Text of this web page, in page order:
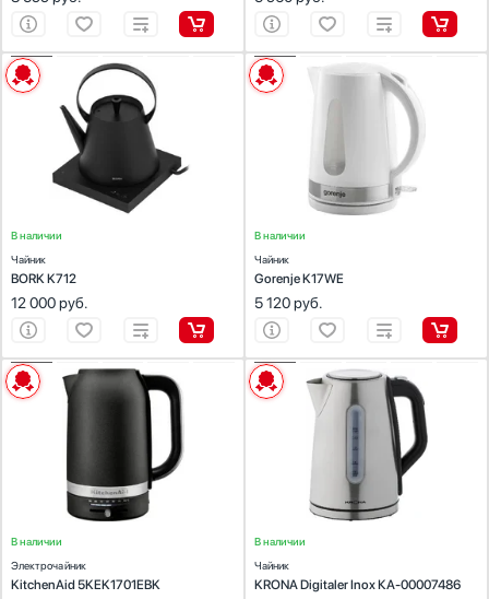
ХАРАКТЕРИСТИКИ
Материал корпуса: нержавеющая сталь
Объем (л):
Мощность (Вт):
Управление:
электронное
В наличии
Чайник
BORK K712
12 000руб.
ХАРАКТЕРИСТИКИ
Материал корпуса:
Мощность (Вт):
Управление:
механическое
В наличии
Чайник
Gorenje K17WE
5 120руб.
ХАРАКТЕРИСТИКИ
Объем (л):
Мощность (Вт):
механическое
В наличии
Электрочайник
KitchenAid 5KEK1701EBK
ХАРАКТЕРИСТИКИ
Материал корпуса:
нержавеющая сталь
металл/пластик
нержавеющая сталь
В наличии
Чайник
KRONA Digitaler Inox КА-00007486